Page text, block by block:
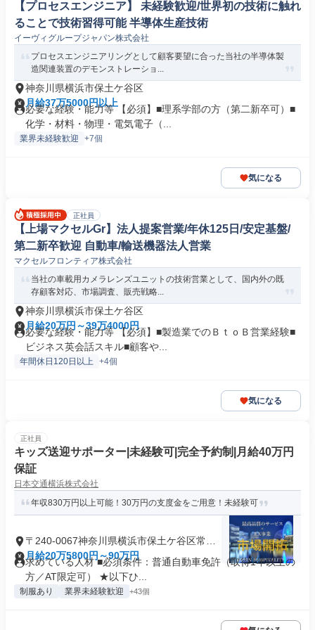
【プロセスエンジニア】 未経験歓迎/世界初の技術に触れ
ることで技術習得可能 半導体生産技術
イーヴィグループジャパン株式会社
プロセスエンジニアリングとして顧客要望に合った当社の半導体製
造関連装置のデモンストレーショ...
神奈川県横浜市保土ケ谷区
月給37万5000円以上
必要な経験・能力等 【必須】■理系学部の方（第二新卒可）■
化学・材料・物理・電気電子（...
業界未経験歓迎 +7個
気になる
正社員
【上場マクセルGr】法人提案営業/年休125日/安定基盤/
第二新卒歓迎 自動車/輸送機器法人営業
マクセルフロンティア株式会社
当社の車載用カメラレンズユニットの技術営業として、国内外の既
存顧客対応、市場調査、販売戦略...
神奈川県横浜市保土ケ谷区
月給20万円～39万4000円
必要な経験・能力等 【必須】■製造業でのＢｔｏＢ営業経験■
ビジネス英会話スキル■顧客や...
年間休日120日以上 +4個
気になる
正社員
キッズ送迎サポーター|未経験可|完全予約制|月給40万円
保証
日本交通横浜株式会社
年収830万円以上可能！30万円の支度金をご用意！未経験可
〒240-0067神奈川県横浜市保土ケ谷区常盤
台
月給20万5800円～90万円
求めている人材 ■必須条件：普通自動車免許（取得1年以上の
方／AT限定可） ★以下ひ...
制服あり 業界未経験歓迎 +43個